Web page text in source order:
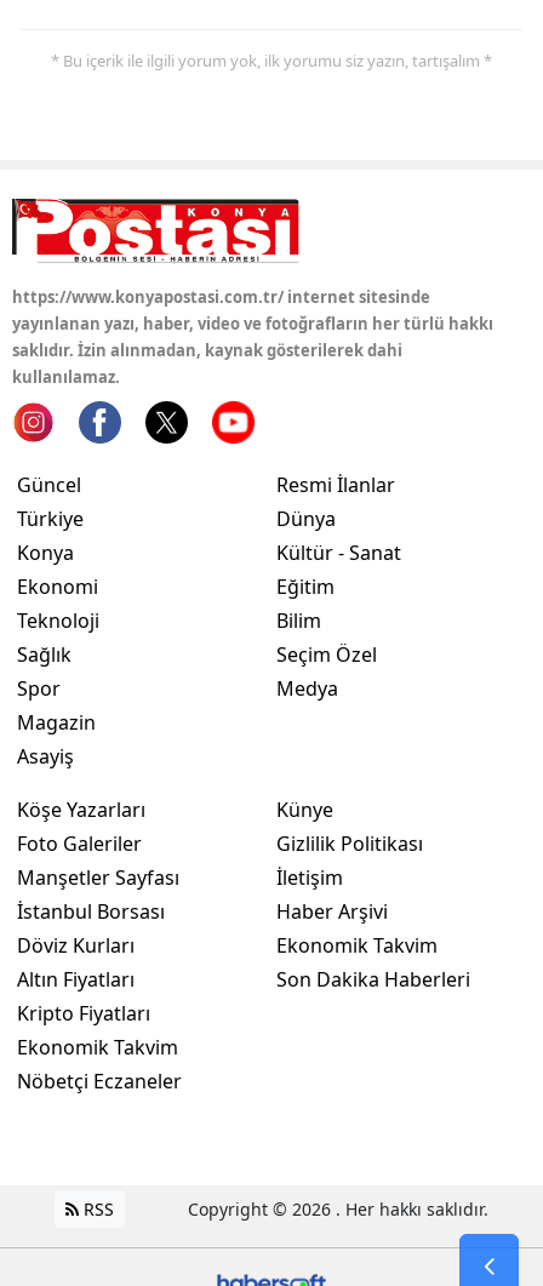
* Bu içerik ile ilgili yorum yok, ilk yorumu siz yazın, tartışalım *
https://www.konyapostasi.com.tr/ internet sitesinde
yayınlanan yazı, haber, video ve fotoğrafların her türlü hakkı
saklıdır. İzin alınmadan, kaynak gösterilerek dahi
kullanılamaz.
Güncel
Türkiye
Konya
Ekonomi
Teknoloji
Sağlık
Spor
Magazin
Asayiş
Resmi İlanlar
Dünya
Kültür - Sanat
Eğitim
Bilim
Seçim Özel
Medya
Köşe Yazarları
Foto Galeriler
Manşetler Sayfası
İstanbul Borsası
Döviz Kurları
Altın Fiyatları
Kripto Fiyatları
Ekonomik Takvim
Nöbetçi Eczaneler
Künye
Gizlilik Politikası
İletişim
Haber Arşivi
Ekonomik Takvim
Son Dakika Haberleri
RSS Copyright © 2026 . Her hakkı saklıdır.